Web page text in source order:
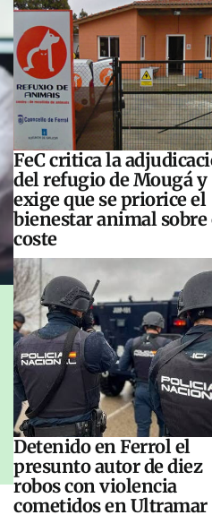
FeC critica la
del refugio de Mougá y
exige que se priorice el
bienestar animal sobre
coste
Detenido en Ferrol el
presunto autor de diez
robos con violencia
cometidos en Ultramar